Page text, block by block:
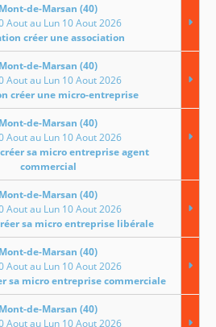
Mont-de-Marsan (40)
Aout au Lun 10 Aout 2026
créer une association
Mont-de-Marsan (40)
Aout au Lun 10 Aout 2026
créer une micro-entreprise
Mont-de-Marsan (40)
Aout au Lun 10 Aout 2026
sa micro entreprise agent
commercial
Mont-de-Marsan (40)
Aout au Lun 10 Aout 2026
sa micro entreprise libérale
Mont-de-Marsan (40)
Aout au Lun 10 Aout 2026
sa micro entreprise commerciale
Mont-de-Marsan (40)
Aout au Lun 10 Aout 2026